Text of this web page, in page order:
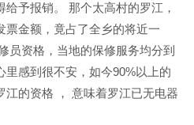
予报销。 那个太高村的罗江，
票金额，竟占了全乡的将近一
员资格，当地的保修服务均分到
里感到很不安，如今90%以上的
江的资格 ， 意味着罗江已无电器